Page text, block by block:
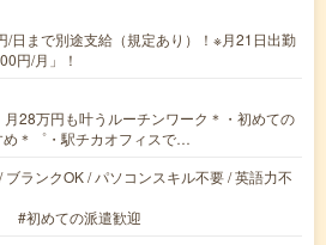
日まで別途支給（規定あり）！※月21日出勤
円/月」！
月28万円も叶うルーチンワーク＊・初めての
め＊゜・駅チカオフィスで…
ブランクOK / パソコンスキル不要 / 英語力不
初めての派遣歓迎